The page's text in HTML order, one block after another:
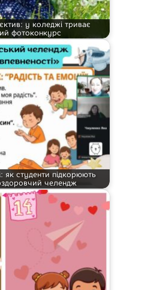
у коледжі триває
фотоконкурс
як студенти підкорюють
челендж